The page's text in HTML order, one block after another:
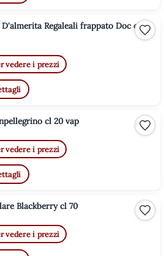
Regaleali frappato Doc cl 75
vedere i prezzi
cl 20 vap
vedere i prezzi
Blackberry cl 70
vedere i prezzi